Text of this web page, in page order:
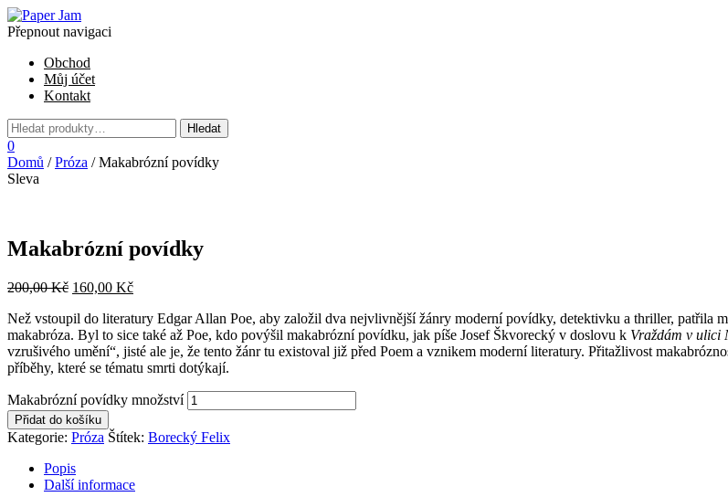
Přepnout navigaci
Obchod
Můj účet
Kontakt
0
Domů /Próza / Makabrózní povídky
Sleva
Makabrózní povídky
200,00Kč 160,00 Kč
Než vstoupil do literatury Edgar Allan Poe, aby založil dva nejvlivnější žánry moderní povídky, detektivku a thriller, patřila
makabróza. Byl to sice také až Poe, kdo povýšil makabrózní povídku, jak píše Josef Škvorecký v doslovu k Vraždám v ulici
vzrušivého umění“, jisté ale je, že tento žánr tu existoval již před Poem a vznikem moderní literatury. Přitažlivost
příběhy, které se tématu smrti dotýkají.
Makabrózní povídky množství
Přidat do košíku
Kategorie: Próza Štítek: Borecký Felix
Popis
Další informace